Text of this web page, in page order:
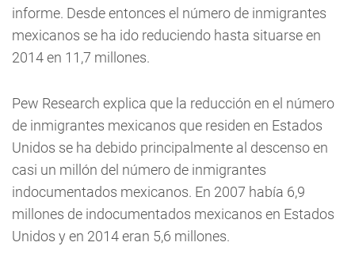
informe. Desde entonces el número de inmigrantes
mexicanos se ha ido reduciendo hasta situarse en
2014 en 11,7 millones.
Pew Research explica que la reducción en el número
de inmigrantes mexicanos que residen en Estados
Unidos se ha debido principalmente al descenso en
casi un millón del número de inmigrantes
indocumentados mexicanos. En 2007 había 6,9
millones de indocumentados mexicanos en Estados
Unidos y en 2014 eran 5,6 millones.